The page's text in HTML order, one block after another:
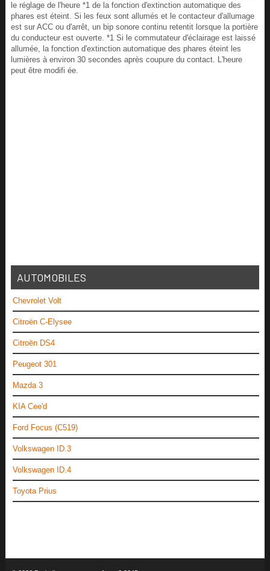
le réglage de l'heure *1 de la fonction d'extinction automatique des
phares est éteint. Si les feux sont allumés et le contacteur d'allumage
est sur ACC ou d'arrêt, un bip sonore continu retentit lorsque la portière
du conducteur est ouverte. *1 Si le commutateur d'éclairage est laissé
allumée, la fonction d'extinction automatique des phares éteint les
lumières à environ 30 secondes après coupure du contact. L'heure
peut être modifi ée.
AUTOMOBILES
Chevrolet Volt
Citroën C-Elysee
Citroën DS4
Peugeot 301
Mazda 3
KIA Cee'd
Ford Focus (C519)
Volkswagen ID.3
Volkswagen ID.4
Toyota Prius